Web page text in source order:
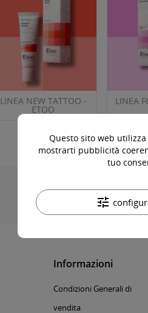
LINEA NEW TATTOO -
ETOO
LINEA
Informazioni
Condizioni Generali di
vendita
Questo sito web
mostrarti pubblicità
tuo
tune